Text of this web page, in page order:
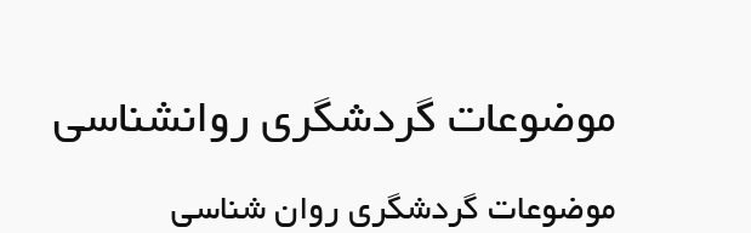
موضوعات گردشگری روانشناسی
موضوعات گردشگری روان شناسی